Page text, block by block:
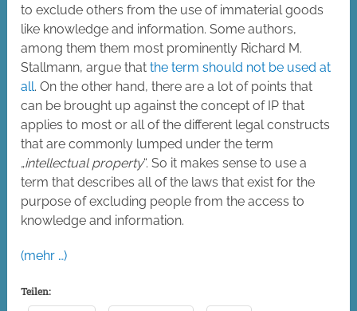
to exclude others from the use of immaterial goods
like knowledge and information. Some authors,
among them them most prominently Richard M.
Stallmann, argue thatthe term should not be used at
all. On the other hand, there are a lot of points that
can be brought up against the concept of IP that
applies to most or all of the different legal constructs
that are commonly lumped under the term
„intellectual property“. So it makes sense to use a
term that describes all of the laws that exist for the
purpose of excluding people from the access to
knowledge and information.
(mehr …)
Teilen: